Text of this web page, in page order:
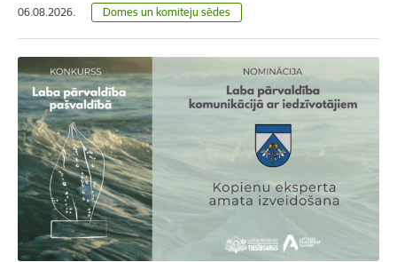
06.08.2026. Domes un komiteju sēdes